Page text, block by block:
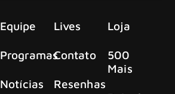
Equipe
Programas
Notícias
Lives
Contato
Resenhas
Loja
500
Mais